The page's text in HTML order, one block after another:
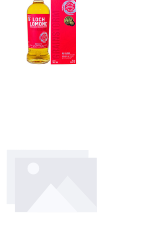
In den Korb